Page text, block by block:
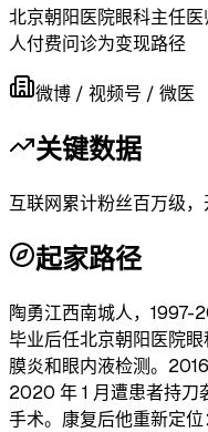
北京朝阳医院眼科主任
人付费问诊为变现路径
微博 / 视频号 / 微医
关键数据
互联网累计粉丝百万级
起家路径
陶勇江西南城人，1997-
毕业后任北京朝阳医院
膜炎和眼内液检测。
2020 年 1 月遭患者持刀
手术。康复后他重新定